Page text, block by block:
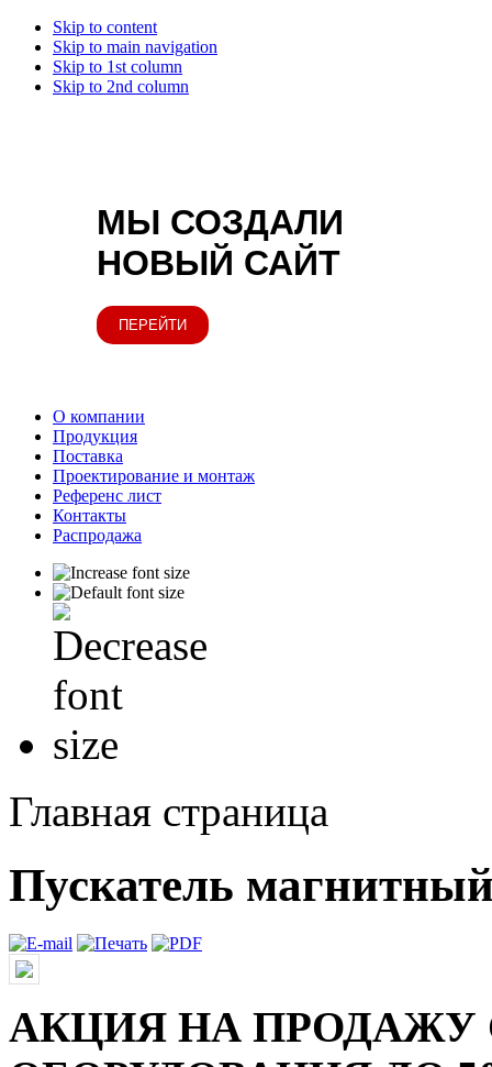
Skip to content
Skip to main navigation
Skip to 1st column
Skip to 2nd column
МЫ СОЗДАЛИ
НОВЫЙ САЙТ
ПЕРЕЙТИ
О компании
Продукция
Поставка
Проектирование и монтаж
Референс лист
Контакты
Распродажа
Главная страница
Пускатель
АКЦИЯ НА ПРОДАЖУ